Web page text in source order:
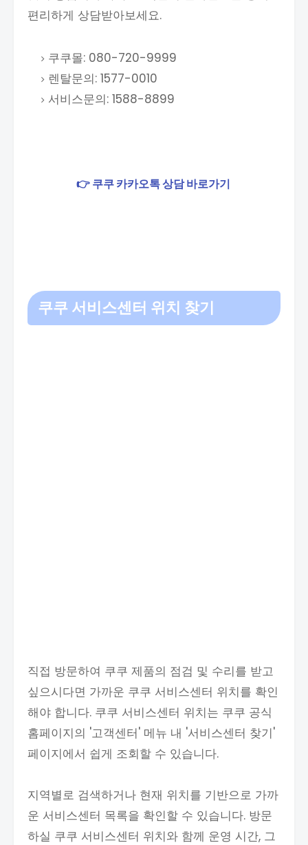
편리하게 상담받아보세요.
쿠쿠몰: 080-720-9999
렌탈문의: 1577-0010
서비스문의: 1588-8899
👉 쿠쿠 카카오톡 상담 바로가기
쿠쿠 서비스센터 위치 찾기
직접 방문하여 쿠쿠 제품의 점검 및 수리를 받고
싶으시다면 가까운 쿠쿠 서비스센터 위치를 확인
해야 합니다. 쿠쿠 서비스센터 위치는 쿠쿠 공식
홈페이지의 '고객센터' 메뉴 내 '서비스센터 찾기'
페이지에서 쉽게 조회할 수 있습니다.
지역별로 검색하거나 현재 위치를 기반으로 가까
운 서비스센터 목록을 확인할 수 있습니다. 방문
하실 쿠쿠 서비스센터 위치와 함께 운영 시간, 그